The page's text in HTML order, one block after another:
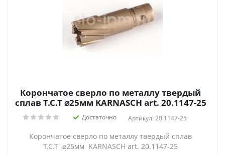
Корончатое сверло по металлу твердый
сплав Т.С.Т ⌀25мм KARNASCH art. 20.1147-25
Достаточно Артикул: 20.1147-25
Корончатое сверло по металлу твердый сплав
Т.С.Т ⌀25мм KARNASCH art. 20.1147-25